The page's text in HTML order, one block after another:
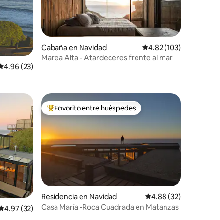
promedio: 4.96 de 5; 23 evaluaciones
4.96 (23)
Cabaña en Navidad Calificación promedio:
4.82 (103)
Marea Alta - Atardeceres frente al mar
promedio: 4.97 de 5; 32 evaluaciones
4.97 (32)
De los mejores en Favorito entre huéspedes
Favorito entre huéspedes
Residencia en Navidad Calificación
4.88 (32)
Casa María -Roca Cuadrada en Matanzas